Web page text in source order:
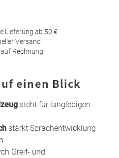
Lieferung ab 50 €
Versand
Rechnung
einen Blick
steht für langlebigen
stärkt Sprachentwicklung
Greif- und